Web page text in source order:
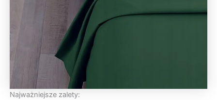
Najważniejsze zalety: